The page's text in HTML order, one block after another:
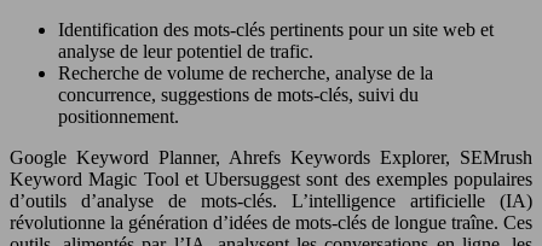
Identification des mots-clés pertinents pour un site web et
analyse de leur potentiel de trafic.
Recherche de volume de recherche, analyse de la
concurrence, suggestions de mots-clés, suivi du
positionnement.
Google Keyword Planner, Ahrefs Keywords Explorer, SEMrush
Keyword Magic Tool et Ubersuggest sont des exemples populaires
d’outils d’analyse de mots-clés. L’intelligence artificielle (IA)
révolutionne la génération d’idées de mots-clés de longue traîne. Ces